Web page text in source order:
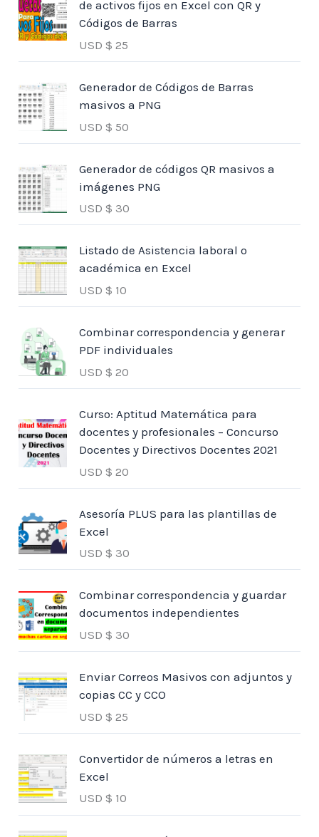
de activos fijos en Excel con QR y
Códigos de Barras
USD $ 25
Generador de Códigos de Barras
masivos a PNG
USD $ 50
Generador de códigos QR masivos a
imágenes PNG
USD $ 30
Listado de Asistencia laboral o
académica en Excel
USD $ 10
Combinar correspondencia y generar
PDF individuales
USD $ 20
Curso: Aptitud Matemática para
docentes y profesionales – Concurso
Docentes y Directivos Docentes 2021
USD $ 20
Asesoría PLUS para las plantillas de
Excel
USD $ 30
Combinar correspondencia y guardar
documentos independientes
USD $ 30
Enviar Correos Masivos con adjuntos y
copias CC y CCO
USD $ 25
Convertidor de números a letras en
Excel
USD $ 10